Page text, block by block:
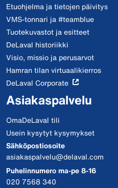
Etuohjelma ja tietojen päivitys
VMS-tonnari ja #teamblue
Tuotekuvastot ja esitteet
DeLaval historiikki
Visio, missio ja perusarvot
Hamran tilan virtuaalikierros
DeLaval Corporate
Asiakaspalvelu
OmaDeLaval tili
Usein kysytyt kysymykset
Sähköpostiosoite
asiakaspalvelu@delaval.com
Puhelinnumero ma-pe 8-16
020 7568 340